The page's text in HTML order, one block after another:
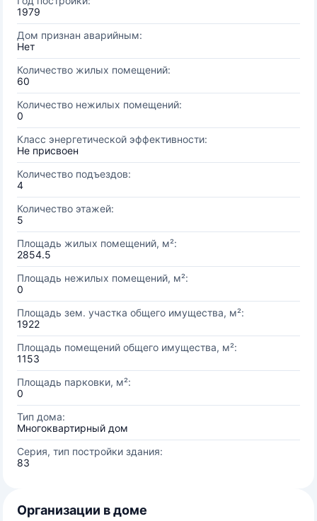
1979
Дом признан аварийным:
Нет
Количество жилых помещений:
60
Количество нежилых помещений:
0
Класс энергетической эффективности:
Не присвоен
Количество подъездов:
4
Количество этажей:
5
Площадь жилых помещений, м²:
2854.5
Площадь нежилых помещений, м²:
0
Площадь зем. участка общего имущества, м²:
1922
Площадь помещений общего имущества, м²:
1153
Площадь парковки, м²:
0
Тип дома:
Многоквартирный дом
Серия, тип постройки здания:
83
Организации в доме